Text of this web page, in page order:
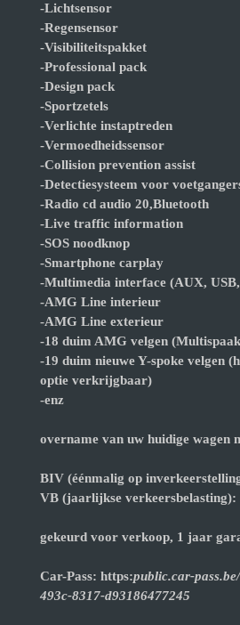
-Lichtsensor
-Regensensor
-Visibiliteitspakket
-Professional pack
-Design pack
-Sportzetels
-Verlichte instaptreden
-Vermoedheidssensor
-Collision prevention assist
-Detectiesysteem voor
-Radio cd audio 20,Bluetooth
-Live traffic information
-SOS noodknop
-Smartphone carplay
-Multimedia interface (AUX,
-AMG Line interieur
-AMG Line exterieur
-18 duim AMG velgen
-19 duim nieuwe Y-spoke velgen
optie verkrijgbaar)
-enz
overname van uw huidige wagen
BIV (éénmalig op
VB (jaarlijkse verkeersbelasting):
gekeurd voor verkoop, 1 jaar
Car-Pass: https:public.car-
493c-8317-d93186477245